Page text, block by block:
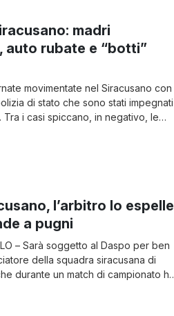
madri
auto rubate e “botti”
movimentate nel Siracusano con
di stato che sono stati impegnati
Tra i casi spiccano, in negativo, le
avrebbe fatto alla madre
l’arbitro lo espelle
a pugni
– Sarà soggetto al Daspo per ben
della squadra siracusana di
durante un match di campionato ha
L’aggressione e il Daspo È successo